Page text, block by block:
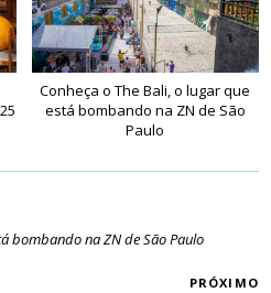
Conheça o The Bali, o lugar que
está bombando na ZN de São
Paulo
bombando na ZN de São Paulo
PRÓXIMO